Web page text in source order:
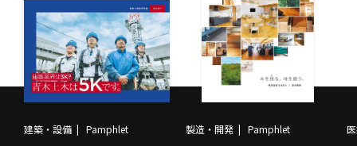
建築・設備 Pamphlet 製造・開発 Pamphlet